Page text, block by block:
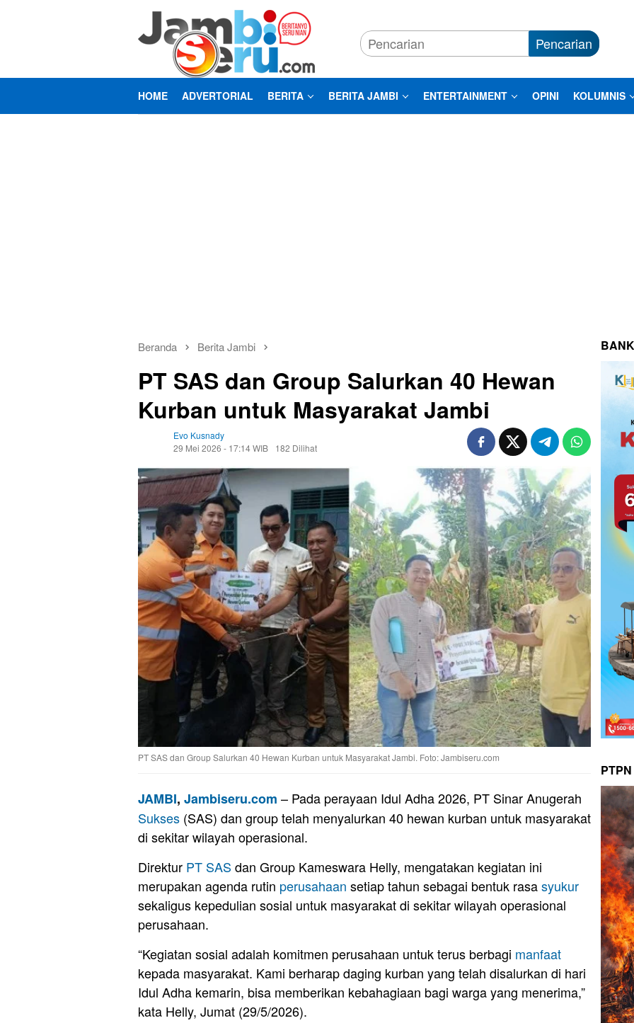
Pencarian
HOME ADVERTORIAL BERITA BERITA JAMBI ENTERTAINMENT OPINI KOLUMNIS
Beranda Berita Jambi
PT SAS dan Group Salurkan 40 Hewan
Kurban untuk Masyarakat Jambi
Evo Kusnady
29 Mei 2026 - 17:14 WIB
182 Dilihat
PT SAS dan Group Salurkan 40 Hewan Kurban untuk Masyarakat Jambi. Foto: Jambiseru.com
JAMBI, Jambiseru.com – Pada perayaan Idul Adha 2026, PT Sinar Anugerah
Sukses (SAS) dan group telah menyalurkan 40 hewan kurban untuk masyarakat
di sekitar wilayah operasional.
Direktur PT SAS dan Group Kameswara Helly, mengatakan kegiatan ini
merupakan agenda rutin perusahaan setiap tahun sebagai bentuk rasasyukur
sekaligus kepedulian sosial untuk masyarakat di sekitar wilayah operasional
perusahaan.
“Kegiatan sosial adalah komitmen perusahaan untuk terus berbagi manfaat
kepada masyarakat. Kami berharap daging kurban yang telah disalurkan di hari
Idul Adha kemarin, bisa memberikan kebahagiaan bagi warga yang menerima,”
kata Helly, Jumat (29/5/2026).